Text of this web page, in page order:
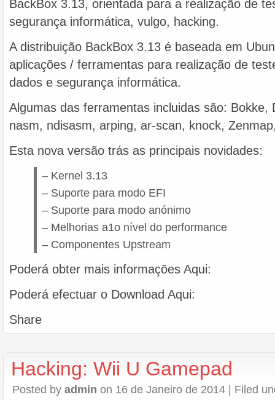
BackBox 3.13, orientada para a realização de
segurança informática, vulgo, hacking.
A distribuição BackBox 3.13 é baseada em
aplicações / ferramentas para realização de
dados e segurança informática.
Algumas das ferramentas incluidas são: Bokke,
nasm, ndisasm, arping, ar-scan, knock,
Esta nova versão trás as principais novidades:
– Kernel 3.13
– Suporte para modo EFI
– Suporte para modo anónimo
– Melhorias a1o nível do performance
– Componentes Upstream
Poderá obter mais informações Aqui:
Poderá efectuar o Download Aqui:
Share
Hacking: Wii U Gamepad
Posted by admin on 16 de Janeiro de 2014 | Filed